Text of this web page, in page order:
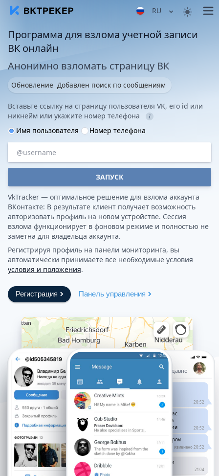
RU
Программа для взлома учетной записи
ВК онлайн
Анонимно взломать страницу ВК
Обновление Добавлен поиск по сообщениям
Вставьте ссылку на страницу пользователя VK, его id или
никнейм или укажите номер телефона
Имя пользователя
Номер телефона
ЗАПУСК
VkTracker — оптимальное решение для взлома аккаунта
ВКонтакте: В результате клиент получает возможность
авторизовать профиль на новом устройстве. Сессия
взлома функционирует в фоновом режиме и полностью не
заметна для владельца аккаунта.
Регистрируя профиль на панели мониторинга, вы
автоматически принимаете все необходимые условия
условия и положения.
Регистрация Панель управления
Алексей
был(а) недавно
20:52
Здравствуйте, мы
организовываем
праздник
20:52
Хотели бы видеть вас
и ваших близкий на
данном мероприятии
изменено 20:52
В субботу вечером
после пяти
21:04
Да, с удовольствием